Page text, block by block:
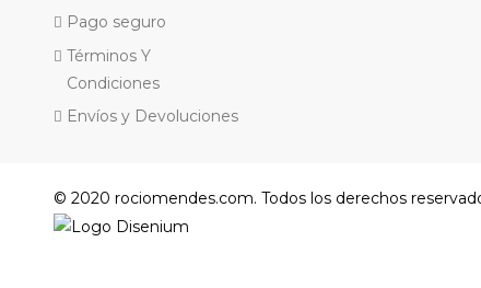
Pago seguro
Términos Y
Condiciones
Envíos y Devoluciones
© 2020 rociomendes.com. Todos los derechos